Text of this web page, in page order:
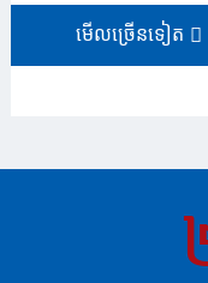
មើលច្រើនទៀត